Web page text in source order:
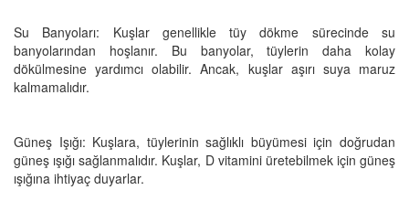
Su Banyoları: Kuşlar genellikle tüy dökme sürecinde su
banyolarından hoşlanır. Bu banyolar, tüylerin daha kolay
dökülmesine yardımcı olabilir. Ancak, kuşlar aşırı suya maruz
kalmamalıdır.
Güneş Işığı: Kuşlara, tüylerinin sağlıklı büyümesi için doğrudan
güneş ışığı sağlanmalıdır. Kuşlar, D vitamini üretebilmek için güneş
ışığına ihtiyaç duyarlar.